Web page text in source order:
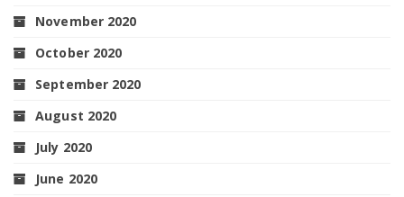
November 2020
October 2020
September 2020
August 2020
July 2020
June 2020